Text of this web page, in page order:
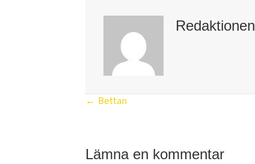
Redaktionen
Posts
← Bettan
Lämna en kommentar